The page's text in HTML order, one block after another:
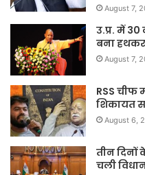
August 7,
उ.प्र. में
बना
August 7,
RSS चीफ
शिकायत
August 6,
तीन दिनों
चली